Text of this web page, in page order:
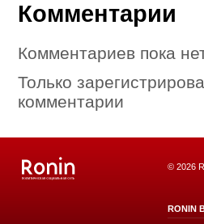
Комментарии
Комментариев пока
Только
комментарии
© 2026
RONIN